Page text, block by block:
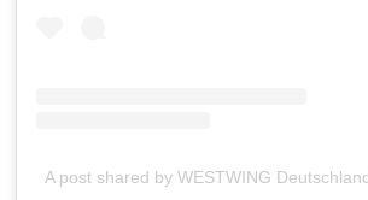
A post shared by WESTWING